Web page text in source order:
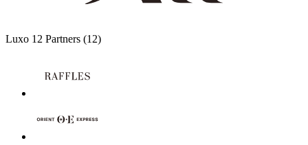
Luxo 12 Partners (12)